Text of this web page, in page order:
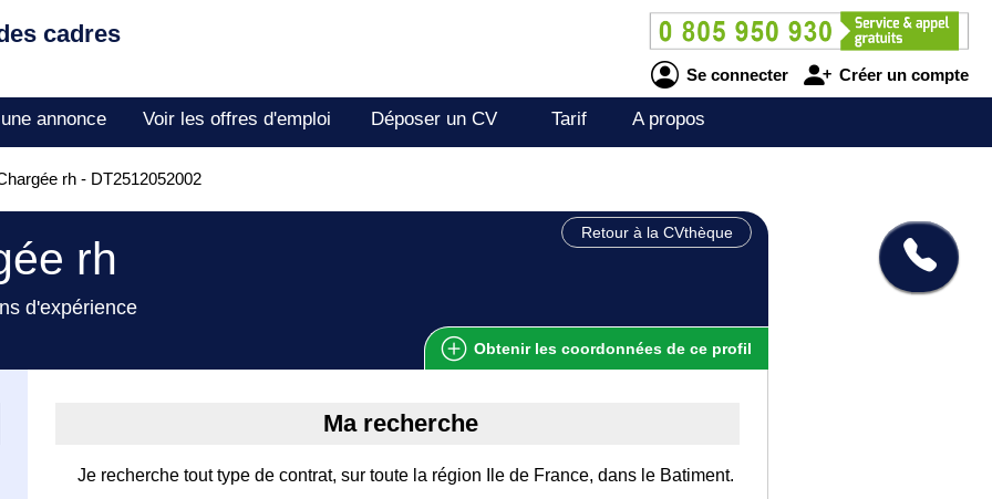
cadres
Se connecter Créer un compte
annonce Voir les offres d'emploi Déposer un CV Tarif A propos
rh - DT2512052002
Retour à la CVthèque
rh
d'expérience
Obtenir les coordonnées de ce profil
Ma recherche
Je recherche tout type de contrat, sur toute la région Ile de France, dans le Batiment.